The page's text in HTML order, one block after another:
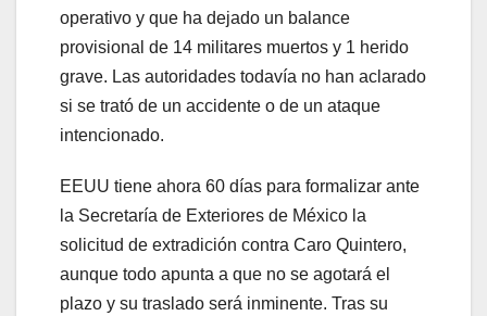
operativo y que ha dejado un balance
provisional de 14 militares muertos y 1 herido
grave. Las autoridades todavía no han aclarado
si se trató de un accidente o de un ataque
intencionado.
EEUU tiene ahora 60 días para formalizar ante
la Secretaría de Exteriores de México la
solicitud de extradición contra Caro Quintero,
aunque todo apunta a que no se agotará el
plazo y su traslado será inminente. Tras su